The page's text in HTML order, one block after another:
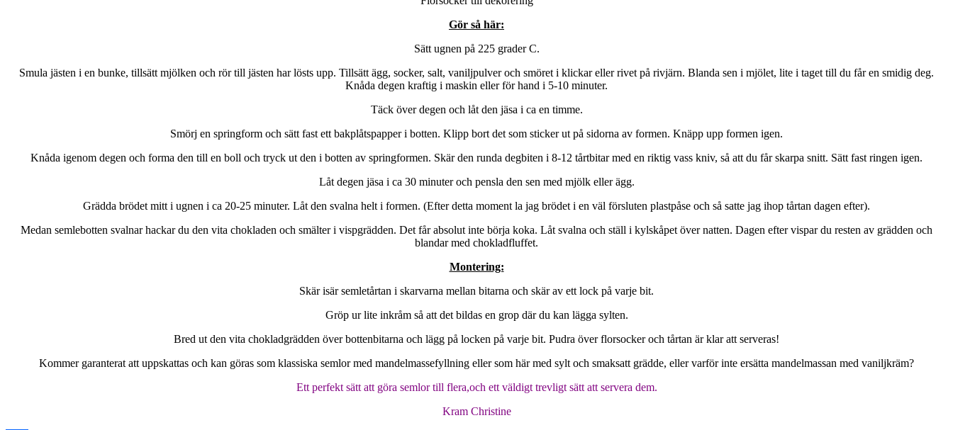
Gör så här:
Sätt ugnen på 225 grader C.
Smula jästen i en bunke, tillsätt mjölken och rör till jästen har lösts upp. Tillsätt ägg, socker, salt, vaniljpulver och smöret i klickar eller rivet på rivjärn. Blanda sen i mjölet, lite i taget till du får en smidig deg.
Knåda degen kraftig i maskin eller för hand i 5-10 minuter.
Täck över degen och låt den jäsa i ca en timme.
Smörj en springform och sätt fast ett bakplåtspapper i botten. Klipp bort det som sticker ut på sidorna av formen. Knäpp upp formen igen.
Knåda igenom degen och forma den till en boll och tryck ut den i botten av springformen. Skär den runda degbiten i 8-12 tårtbitar med en riktig vass kniv, så att du får skarpa snitt. Sätt fast ringen igen.
Låt degen jäsa i ca 30 minuter och pensla den sen med mjölk eller ägg.
Grädda brödet mitt i ugnen i ca 20-25 minuter. Låt den svalna helt i formen. (Efter detta moment la jag brödet i en väl försluten plastpåse och så satte jag ihop tårtan dagen efter).
Medan semlebotten svalnar hackar du den vita chokladen och smälter i vispgrädden. Det får absolut inte börja koka. Låt svalna och ställ i kylskåpet över natten. Dagen efter vispar du resten av grädden och
blandar med chokladfluffet.
Montering:
Skär isär semletårtan i skarvarna mellan bitarna och skär av ett lock på varje bit.
Gröp ur lite inkråm så att det bildas en grop där du kan lägga sylten.
Bred ut den vita chokladgrädden över bottenbitarna och lägg på locken på varje bit. Pudra över florsocker och tårtan är klar att serveras!
Kommer garanterat att uppskattas och kan göras som klassiska semlor med mandelmassefyllning eller som här med sylt och smaksatt grädde, eller varför inte ersätta mandelmassan med vaniljkräm?
Ett perfekt sätt att göra semlor till flera,och ett väldigt trevligt sätt att servera dem.
Kram Christine